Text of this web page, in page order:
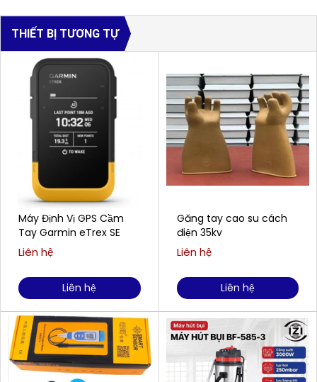
THIẾT BỊ TƯƠNG TỰ
Máy Định Vị GPS Cầm
Tay Garmin eTrex SE
Liên hệ
Liên hệ
Găng tay cao su cách
điện 35kv
Liên hệ
Liên hệ